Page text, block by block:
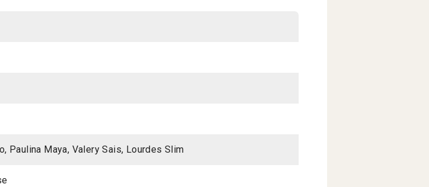
Paulina Maya, Valery Sais, Lourdes Slim